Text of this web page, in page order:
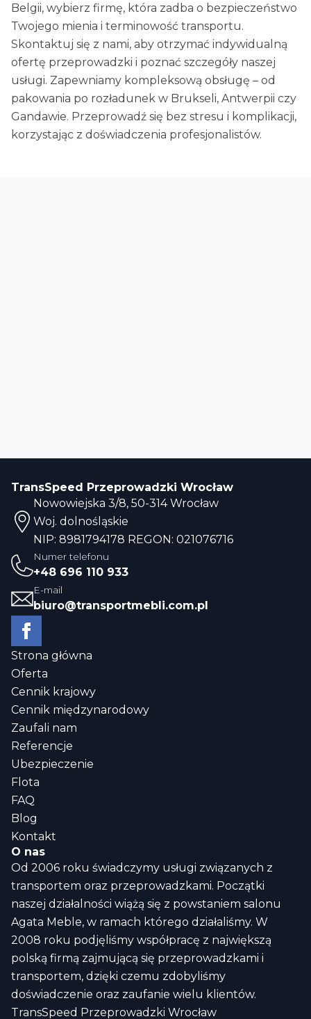
Belgii, wybierz firmę, która zadba o bezpieczeństwo
Twojego mienia i terminowość transportu.
Skontaktuj się z nami, aby otrzymać indywidualną
ofertę przeprowadzki i poznać szczegóły naszej
usługi. Zapewniamy kompleksową obsługę – od
pakowania po rozładunek w Brukseli, Antwerpii czy
Gandawie. Przeprowadź się bez stresu i komplikacji,
korzystając z doświadczenia profesjonalistów.
TransSpeed Przeprowadzki Wrocław
Nowowiejska 3/8, 50-314 Wrocław
Woj. dolnośląskie
NIP: 8981794178 REGON: 021076716
Numer telefonu
+48 696 110 933
E-mail
biuro@transportmebli.com.pl
Strona główna
Oferta
Cennik krajowy
Cennik międzynarodowy
Zaufali nam
Referencje
Ubezpieczenie
Flota
FAQ
Blog
Kontakt
O nas
Od 2006 roku świadczymy usługi związanych z
transportem oraz przeprowadzkami. Początki
naszej działalności wiążą się z powstaniem salonu
Agata Meble, w ramach którego działaliśmy. W
2008 roku podjęliśmy współpracę z największą
polską firmą zajmującą się przeprowadzkami i
transportem, dzięki czemu zdobyliśmy
doświadczenie oraz zaufanie wielu klientów.
TransSpeed Przeprowadzki Wrocław